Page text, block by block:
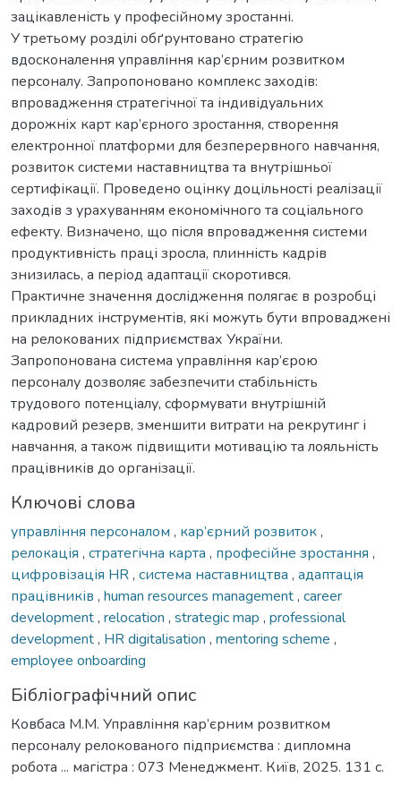
зацікавленість у професійному зростанні.
У третьому розділі обґрунтовано стратегію
вдосконалення управління кар’єрним розвитком
персоналу. Запропоновано комплекс заходів:
впровадження стратегічної та індивідуальних
дорожніх карт кар’єрного зростання, створення
електронної платформи для безперервного навчання,
розвиток системи наставництва та внутрішньої
сертифікації. Проведено оцінку доцільності реалізації
заходів з урахуванням економічного та соціального
ефекту. Визначено, що після впровадження системи
продуктивність праці зросла, плинність кадрів
знизилась, а період адаптації скоротився.
Практичне значення дослідження полягає в розробці
прикладних інструментів, які можуть бути впроваджені
на релокованих підприємствах України.
Запропонована система управління кар’єрою
персоналу дозволяє забезпечити стабільність
трудового потенціалу, сформувати внутрішній
кадровий резерв, зменшити витрати на рекрутинг і
навчання, а також підвищити мотивацію та лояльність
працівників до організації.
Ключові слова
управління персоналом , кар’єрний розвиток,
релокація , стратегічна карта , професійне зростання ,
цифровізація HR, система наставництва , адаптація
працівників , human resources management, career
development, relocation , strategic map , professional
development, HR digitalisation , mentoring scheme ,
employee onboarding
Бібліографічний опис
Ковбаса М.М. Управління кар’єрним розвитком
персоналу релокованого підприємства : дипломна
робота ... магістра : 073 Менеджмент. Київ, 2025. 131 с.